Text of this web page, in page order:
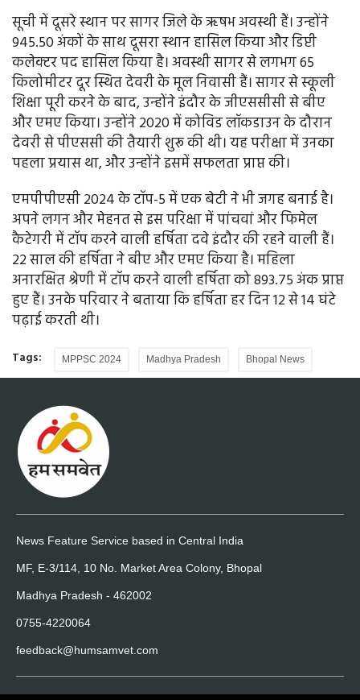
सूची में दूसरे स्थान पर सागर जिले के ऋषभ अवस्थी हैं। उन्होंने
945.50 अंकों के साथ दूसरा स्थान हासिल किया और डिप्टी
कलेक्टर पद हासिल किया है। अवस्थी सागर से लगभग 65
किलोमीटर दूर स्थित देवरी के मूल निवासी हैं। सागर से स्कूली
शिक्षा पूरी करने के बाद, उन्होंने इंदौर के जीएससीसी से बीए
और एमए किया। उन्होंने 2020 में कोविड लॉकडाउन के दौरान
देवरी से पीएससी की तैयारी शुरू की थी। यह परीक्षा में उनका
पहला प्रयास था, और उन्होंने इसमें सफलता प्राप्त की।
एमपीपीएसी 2024 के टॉप-5 में एक बेटी ने भी जगह बनाई है।
अपने लगन और मेहनत से इस परिक्षा में पांचवां और फिमेल
कैटेगरी में टॉप करने वाली हर्षिता दवे इंदौर की रहने वाली हैं।
22 साल की हर्षिता ने बीए और एमए किया है। महिला
अनारक्षित श्रेणी में टॉप करने वाली हर्षिता को 893.75 अंक प्राप्त
हुए हैं। उनके परिवार ने बताया कि हर्षिता हर दिन 12 से 14 घंटे
पढ़ाई करती थी।
Tags: MPPSC 2024 Madhya Pradesh Bhopal News
News Feature Service based in Central India
MF, E-3/114, 10 No. Market Area Colony, Bhopal
Madhya Pradesh - 462002
0755-4220064
feedback@humsamvet.com